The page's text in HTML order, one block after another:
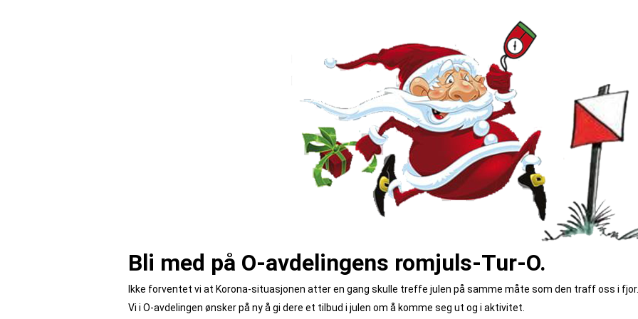
Bli med på O-avdelingens romjuls-Tur-O.
Ikke forventet vi at Korona-situasjonen atter en gang skulle treffe julen på samme måte som den traff oss i fjor.
Vi i O-avdelingen ønsker på ny å gi dere et tilbud i julen om å komme seg ut og i aktivitet.